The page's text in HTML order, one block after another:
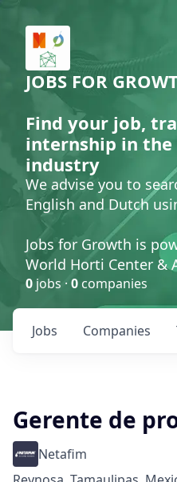
JOBS FOR
Find your job,
internship in
industry
We advise you to
English and Dutch
Jobs for Growth is
World Horti Center &
0 jobs · 0 companies
Jobs Companies
Gerente de
Netafim